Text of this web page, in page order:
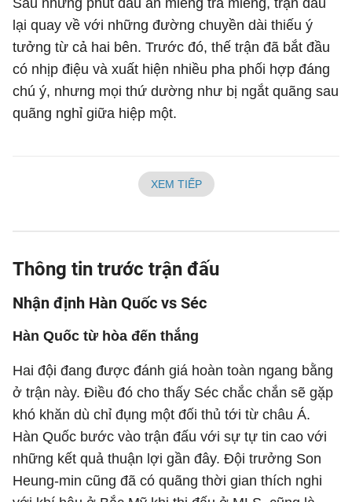
Sau những phút đầu ăn miếng trả miếng, trận đấu
lại quay về với những đường chuyền dài thiếu ý
tưởng từ cả hai bên. Trước đó, thế trận đã bắt đầu
có nhịp điệu và xuất hiện nhiều pha phối hợp đáng
chú ý, nhưng mọi thứ dường như bị ngắt quãng sau
quãng nghỉ giữa hiệp một.
XEM TIẾP
Thông tin trước trận đấu
Nhận định Hàn Quốc vs Séc
Hàn Quốc từ hòa đến thắng
Hai đội đang được đánh giá hoàn toàn ngang bằng
ở trận này. Điều đó cho thấy Séc chắc chắn sẽ gặp
khó khăn dù chỉ đụng một đối thủ tới từ châu Á.
Hàn Quốc bước vào trận đấu với sự tự tin cao với
những kết quả thuận lợi gần đây. Đội trưởng Son
Heung-min cũng đã có quãng thời gian thích nghi